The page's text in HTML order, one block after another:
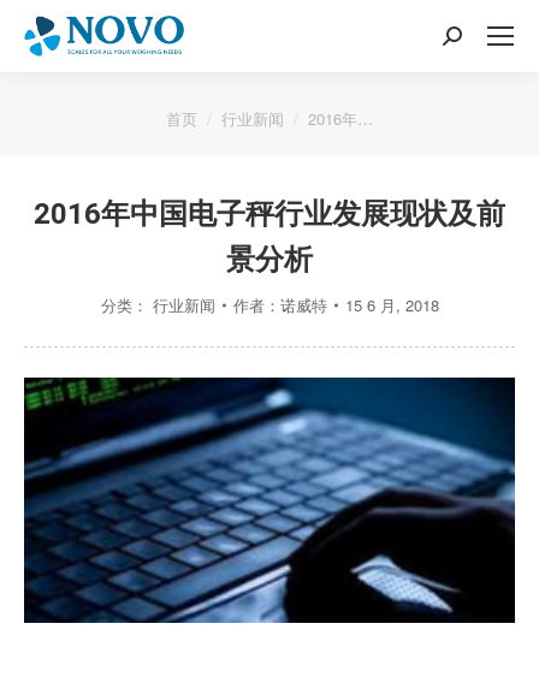
搜
您的位置：
首页 行业新闻 2016年…
2016年中国电子秤行业发展现状及前
景分析
分类： 行业新闻 作者： 诺威特 15 6 月, 2018